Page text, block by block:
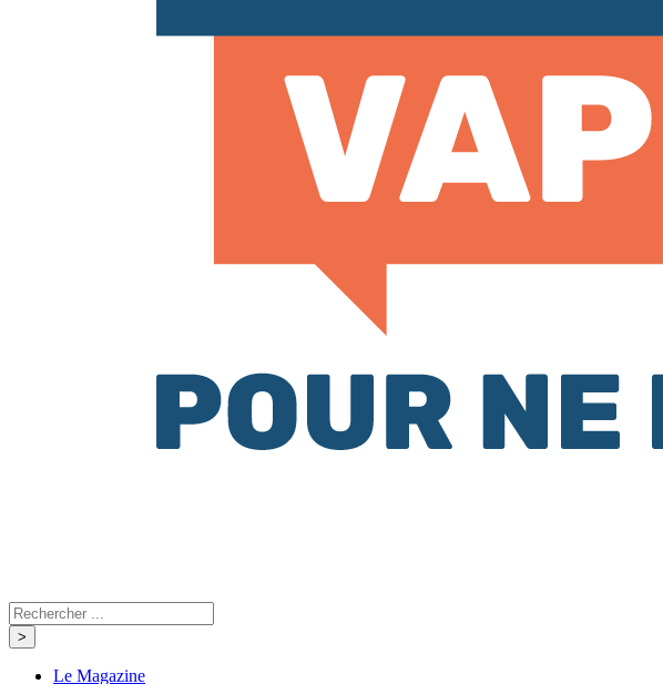
Le Magazine